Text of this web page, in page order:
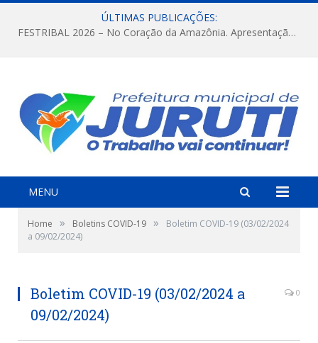
ÚLTIMAS PUBLICAÇÕES:
FESTRIBAL 2026 – No Coração da Amazônia. Apresentação da Munduruku.
MENU
Home » Boletins COVID-19 »
Boletim COVID-19 (03/02/2024
a 09/02/2024)
Boletim COVID-19 (03/02/2024 a
09/02/2024)
0